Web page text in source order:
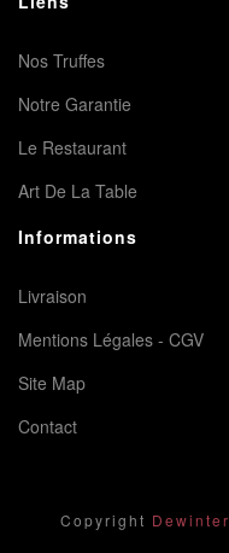
Nos Truffes
Notre Garantie
Le Restaurant
Art De La Table
Informations
Livraison
Mentions Légales - CGV
Site Map
Contact
Copyright Dewinter